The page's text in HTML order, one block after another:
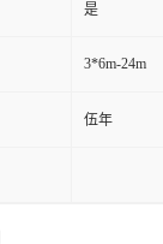
是
3*6m-24m
伍年